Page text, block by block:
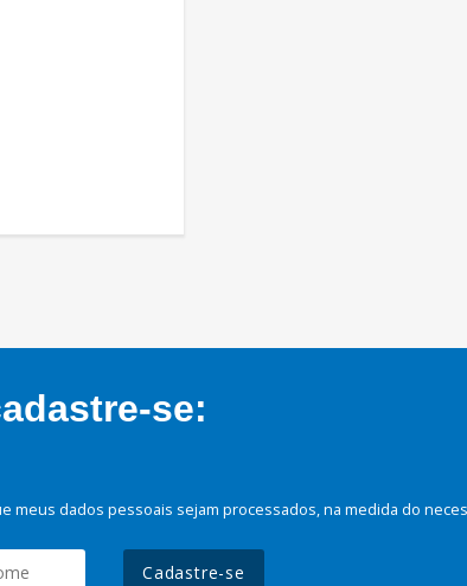
se:
meus dados pessoais sejam processados, na medida do
Cadastre-se